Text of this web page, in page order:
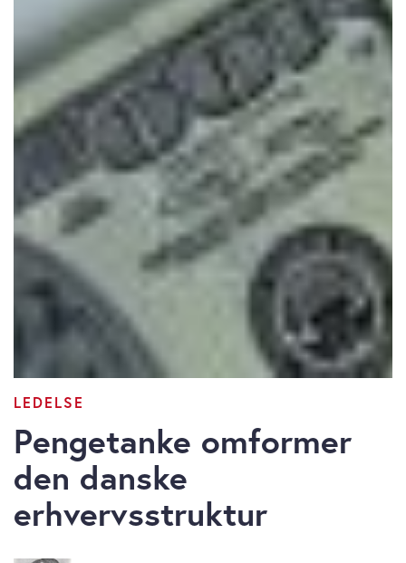
LEDELSE
Pengetanke omformer
den danske
erhvervsstruktur